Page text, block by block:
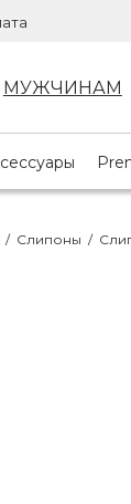
МУЖЧИНАМ
/ Слипоны /